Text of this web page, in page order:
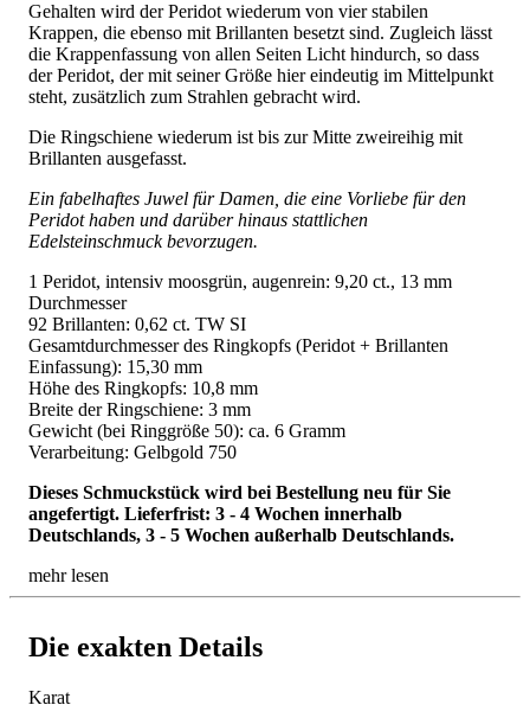
Gehalten wird der Peridot wiederum von vier stabilen
Krappen, die ebenso mit Brillanten besetzt sind. Zugleich lässt
die Krappenfassung von allen Seiten Licht hindurch, so dass
der Peridot, der mit seiner Größe hier eindeutig im Mittelpunkt
steht, zusätzlich zum Strahlen gebracht wird.
Die Ringschiene wiederum ist bis zur Mitte zweireihig mit
Brillanten ausgefasst.
Ein fabelhaftes Juwel für Damen, die eine Vorliebe für den
Peridot haben und darüber hinaus stattlichen
Edelsteinschmuck bevorzugen.
1 Peridot, intensiv moosgrün, augenrein: 9,20 ct., 13 mm
Durchmesser
92 Brillanten: 0,62 ct. TW SI
Gesamtdurchmesser des Ringkopfs (Peridot + Brillanten
Einfassung): 15,30 mm
Höhe des Ringkopfs: 10,8 mm
Breite der Ringschiene: 3 mm
Gewicht (bei Ringgröße 50): ca. 6 Gramm
Verarbeitung: Gelbgold 750
Dieses Schmuckstück wird bei Bestellung neu für Sie
angefertigt. Lieferfrist: 3 - 4 Wochen innerhalb
Deutschlands, 3 - 5 Wochen außerhalb Deutschlands.
mehr lesen
Die exakten Details
Karat